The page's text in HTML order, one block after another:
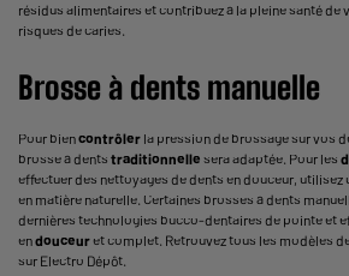
résidus alimentaires et contribuez à la pleine santé de
risques de caries.
Brosse à dents manuelle
Pour biencontrôler la pression de brossage sur vos
brosse à dents traditionnelle sera adaptée. Pour les
effectuer des nettoyages de dents en douceur, utilisez
en matière naturelle. Certaines brosses à dents
dernières technologies bucco-dentaires de pointe et
endouceuret complet. Retrouvez tous les modèles
sur Electro Dépôt.